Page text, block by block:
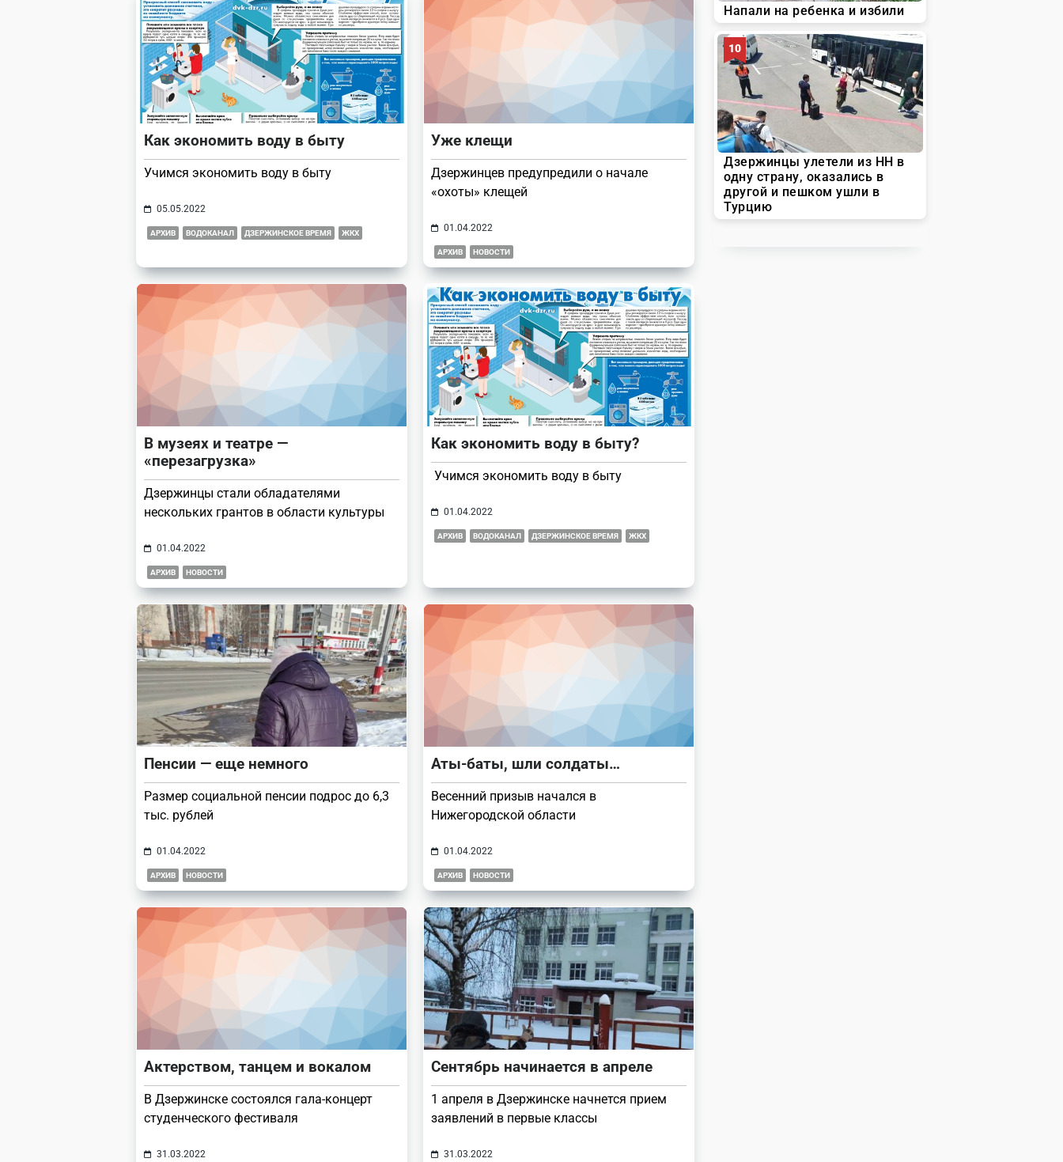
reader-
text">Page</span>
Как экономить воду в быту
Учимся экономить воду в быту
05.05.2022
АРХИВ ВОДОКАНАЛ ДЗЕРЖИНСКОЕ ВРЕМЯ ЖКХ
Уже клещи
Дзержинцев предупредили о начале
«охоты» клещей
01.04.2022
АРХИВ НОВОСТИ
В музеях и театре —
«перезагрузка»
Дзержинцы стали обладателями
нескольких грантов в области культуры
01.04.2022
АРХИВ НОВОСТИ
Как экономить воду в быту?
Учимся экономить воду в быту
01.04.2022
АРХИВ ВОДОКАНАЛ ДЗЕРЖИНСКОЕ ВРЕМЯ ЖКХ
Пенсии — еще немного
Размер социальной пенсии подрос до 6,3
тыс. рублей
01.04.2022
АРХИВ НОВОСТИ
Аты-баты, шли солдаты…
Весенний призыв начался в
Нижегородской области
01.04.2022
АРХИВ НОВОСТИ
Актерством, танцем и вокалом
В Дзержинске состоялся гала-концерт
студенческого фестиваля
31.03.2022
Сентябрь начинается в апреле
1 апреля в Дзержинске начнется прием
заявлений в первые классы
31.03.2022